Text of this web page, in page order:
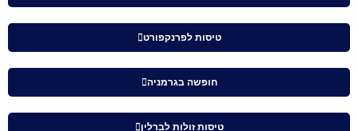
טיסות לפרנקפורט
חופשה בגרמניה
טיסות זולות לברלין